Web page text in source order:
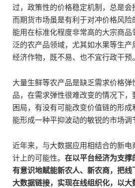
过，政策性的价格稳定机制，总是会
而期货市场虽是有利于对冲价格风险
能用在标准化程度非常高的大宗商
泛的农产品领域，尤其如水果等生
经济作物，既不易、也不宜行政干预。
大量生鲜等农产品是缺乏需求价格
品，在需求弹性很难改变的情况下
困局，有没有可能改变价值链的形
能形成一种平抑波动的敏锐的市场调
近年来，与大数据应用相结合的新
计上的可能性。 在以平台经济为支
有意识地赋能新农人、新农商，把
大数据链接，实现在线组织化，以